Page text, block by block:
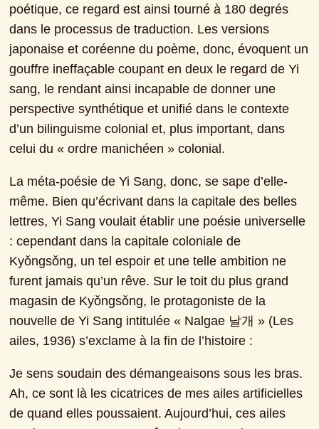
poétique, ce regard est ainsi tourné à 180 degrés
dans le processus de traduction. Les versions
japonaise et coréenne du poème, donc, évoquent un
gouffre ineffaçable coupant en deux le regard de Yi
sang, le rendant ainsi incapable de donner une
perspective synthétique et unifié dans le contexte
d’un bilinguisme colonial et, plus important, dans
celui du « ordre manichéen » colonial.
La méta-poésie de Yi Sang, donc, se sape d’elle-
même. Bien qu’écrivant dans la capitale des belles
lettres, Yi Sang voulait établir une poésie universelle
: cependant dans la capitale coloniale de
Kyǒngsǒng, un tel espoir et une telle ambition ne
furent jamais qu’un rêve. Sur le toit du plus grand
magasin de Kyǒngsǒng, le protagoniste de la
nouvelle de Yi Sang intitulée « Nalgae 날개 » (Les
ailes, 1936) s’exclame à la fin de l’histoire :
Je sens soudain des démangeaisons sous les bras.
Ah, ce sont là les cicatrices de mes ailes artificielles
de quand elles poussaient. Aujourd’hui, ces ailes